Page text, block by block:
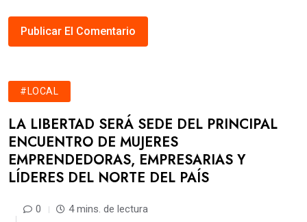
#LOCAL
LA LIBERTAD SERÁ SEDE DEL PRINCIPAL
ENCUENTRO DE MUJERES
EMPRENDEDORAS, EMPRESARIAS Y
LÍDERES DEL NORTE DEL PAÍS
0 4 mins. de lectura